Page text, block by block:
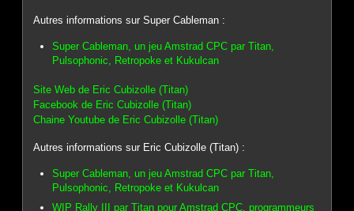
Autres informations sur Super Cableman :
Super Cableman, un jeu Amstrad CPC par Titan,
Pulsophonic, Retropoke et Kukulcan
Site Web de Eric Cubizolle (Titan)
Facebook de Eric Cubizolle (Titan)
Chaine Youtube de Eric Cubizolle (Titan)
Autres informations sur Eric Cubizolle (Titan) :
Super Cableman, un jeu Amstrad CPC par Titan,
Pulsophonic, Retropoke et Kukulcan
WIP Rally III par Titan pour Amstrad CPC, programmeurs